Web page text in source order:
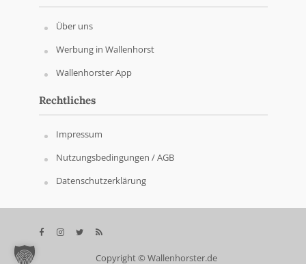
Über uns
Werbung in Wallenhorst
Wallenhorster App
Rechtliches
Impressum
Nutzungsbedingungen / AGB
Datenschutzerklärung
Copyright © Wallenhorster.de